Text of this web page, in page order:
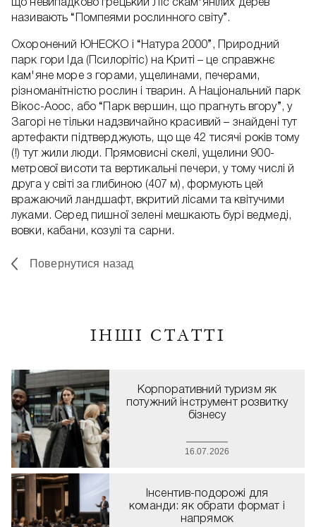
що невипадково грецький Ліс скам'янілих дерев
називають “Помпеями рослинного світу”.
Охоронений ЮНЕСКО і “Натура 2000”, Природний
парк гори Іда (Псилорітіс) на Криті – це справжнє
кам'яне море з горами, ущелинами, печерами,
різноманітністю рослин і тварин. А Національний парк
Вікос-Аоос, або “Парк вершин, що прагнуть вгору”, у
Загорі не тільки надзвичайно красивий – знайдені тут
артефакти підтверджують, що ще 42 тисячі років тому
(!) тут жили люди. Прямовисні скелі, ущелини 900-
метрової висоти та вертикальні печери, у тому числі й
друга у світі за глибиною (407 м), формують цей
вражаючий ландшафт, вкритий лісами та квітучими
луками. Серед пишної зелені мешкають бурі ведмеді,
вовки, кабани, козулі та сарни.
Повернутися назад
ІНШІ СТАТТІ
Корпоративний туризм як
потужний інструмент розвитку
бізнесу
16.07.2026
Інсентив-подорожі для
команди: як обрати формат і
напрямок